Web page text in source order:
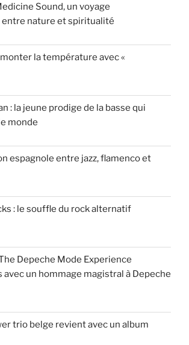
Sound, un voyage
entre nature et spiritualité
la température avec «
: la jeune prodige de la basse qui
monde
espagnole entre jazz, flamenco et
: le souffle du rock alternatif
Depeche Mode Experience
un hommage magistral à Depeche
trio belge revient avec un album